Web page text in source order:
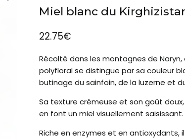
Miel blanc du
22.75€
Récolté dans les montagnes de Naryn,
polyfloral se distingue par sa couleur
butinage du sainfoin, de la luzerne et
Sa texture crémeuse et son goût doux,
en font un miel visuellement saisissant.
Riche en enzymes et en antioxydants, il